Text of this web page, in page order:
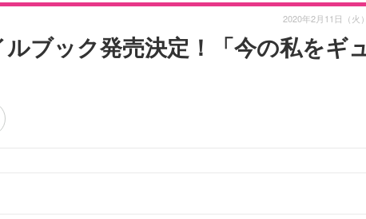
ブック発売決定！「今の私をギ
2020年2月11日（火